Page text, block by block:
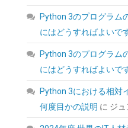
Python 3のプログラム
にはどうすればよいで
Python 3のプログラム
にはどうすればよいで
Python 3における相対
何度目かの説明 に ジュ